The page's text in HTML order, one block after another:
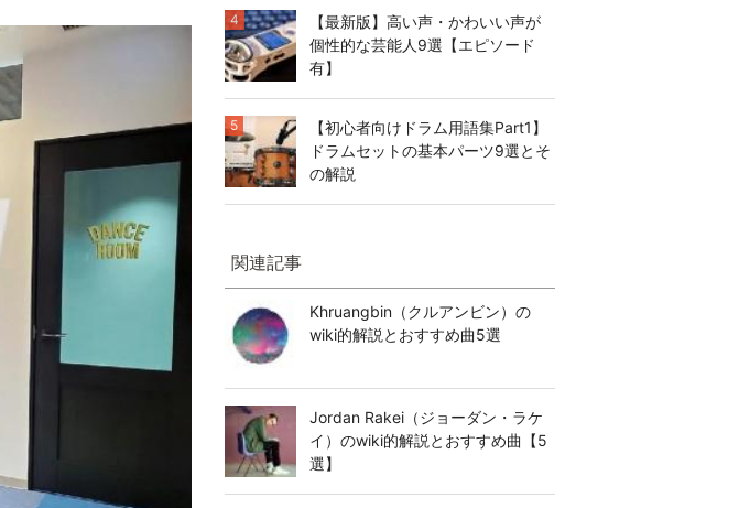
【最新版】高い声・かわいい声が
個性的な芸能人9選【エピソード
有】
4
【初心者向けドラム用語集Part1】
ドラムセットの基本パーツ9選とそ
の解説
5
関連記事
Khruangbin（クルアンビン）の
wiki的解説とおすすめ曲5選
Jordan Rakei（ジョーダン・ラケ
イ）のwiki的解説とおすすめ曲【5
選】